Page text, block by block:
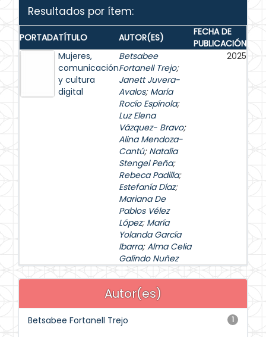
Resultados por ítem:
PORTADATÍTULO AUTOR(ES)
FECHA DE
PUBLICACIÓN
Mujeres,
comunicación
y cultura
digital
Betsabee
Fortanell Trejo;
Janett Juvera-
Avalos; María
Rocío Espínola;
Luz Elena
Vázquez- Bravo;
Alina Mendoza-
Cantú; Natalia
Stengel Peña;
Rebeca Padilla;
Estefanía Díaz;
Mariana De
Pablos Vélez
López; María
Yolanda García
Ibarra;Alma Celia
Galindo Nuñez
2025
Autor(es)
1
Betsabee Fortanell Trejo